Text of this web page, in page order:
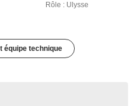
Rôle : Ulysse
équipe technique